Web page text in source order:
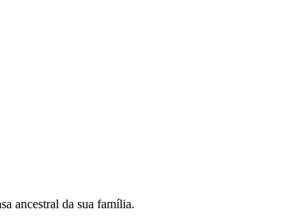
ancestral da sua família.